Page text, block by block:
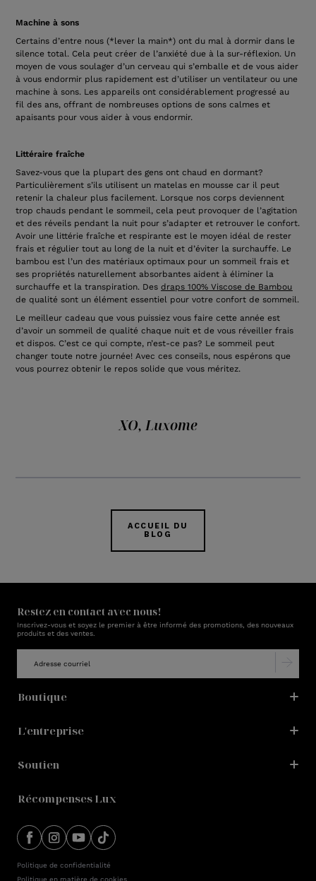
Machine à sons
Certains d’entre nous (*lever la main*) ont du mal à dormir dans le
silence total. Cela peut créer de l’anxiété due à la sur-réflexion. Un
moyen de vous soulager d’un cerveau qui s’emballe et de vous aider
à vous endormir plus rapidement est d’utiliser un ventilateur ou une
machine à sons. Les appareils ont considérablement progressé au
fil des ans, offrant de nombreuses options de sons calmes et
apaisants pour vous aider à vous endormir.
Littéraire fraîche
Savez-vous que la plupart des gens ont chaud en dormant?
Particulièrement s’ils utilisent un matelas en mousse car il peut
retenir la chaleur plus facilement. Lorsque nos corps deviennent
trop chauds pendant le sommeil, cela peut provoquer de l’agitation
et des réveils pendant la nuit pour s’adapter et retrouver le confort.
Avoir une littérie fraîche et respirante est le moyen idéal de rester
frais et régulier tout au long de la nuit et d’éviter la surchauffe. Le
bambou est l’un des matériaux optimaux pour un sommeil frais et
ses propriétés naturellement absorbantes aident à éliminer la
surchauffe et la transpiration. Desdraps 100% Viscose de Bambou
de qualité sont un élément essentiel pour votre confort de sommeil.
Le meilleur cadeau que vous puissiez vous faire cette année est
d’avoir un sommeil de qualité chaque nuit et de vous réveiller frais
et dispos. C’est ce qui compte, n’est-ce pas? Le sommeil peut
changer toute notre journée! Avec ces conseils, nous espérons que
vous pourrez obtenir le repos solide que vous méritez.
XO, Luxome
ACCUEIL DU
BLOG
Restez en contact avec nous!
Inscrivez-vous et soyez le premier à être informé des promotions, des nouveaux
produits et des ventes.
Boutique
L'entreprise
Soutien
Récompenses Lux
Politique de confidentialité
Politique en matière de cookies